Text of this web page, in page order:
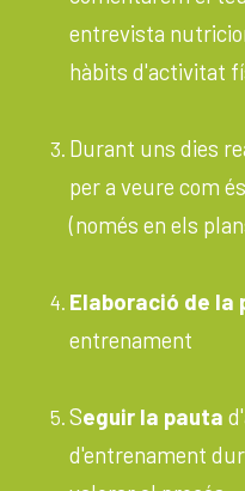
entrevista
hàbits d'activitat
Durant uns dies
per a veure com
(només en els
Elaboració de la
entrenament
Seguir la pauta
d'entrenament